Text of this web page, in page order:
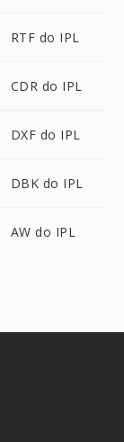
RTF do IPL
CDR do IPL
DXF do IPL
DBK do IPL
AW do IPL